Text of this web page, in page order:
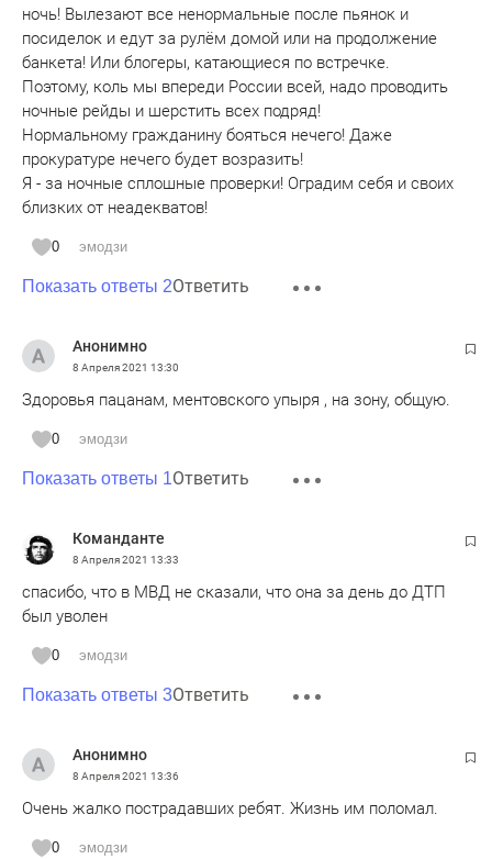
ночь! Вылезают все ненормальные после пьянок и
посиделок и едут за рулём домой или на продолжение
банкета! Или блогеры, катающиеся по встречке.
Поэтому, коль мы впереди России всей, надо проводить
ночные рейды и шерстить всех подряд!
Нормальному гражданину бояться нечего! Даже
прокуратуре нечего будет возразить!
Я - за ночные сплошные проверки! Оградим себя и своих
близких от неадекватов!
0 эмодзи
Показать ответы 2Ответить
Анонимно
8 Апреля 2021 13:30
Здоровья пацанам, ментовского упыря , на зону, общую.
0 эмодзи
Показать ответы 1Ответить
Команданте
8 Апреля 2021 13:33
спасибо, что в МВД не сказали, что она за день до ДТП
был уволен
0 эмодзи
Показать ответы 3Ответить
Анонимно
8 Апреля 2021 13:36
Очень жалко пострадавших ребят. Жизнь им поломал.
0 эмодзи